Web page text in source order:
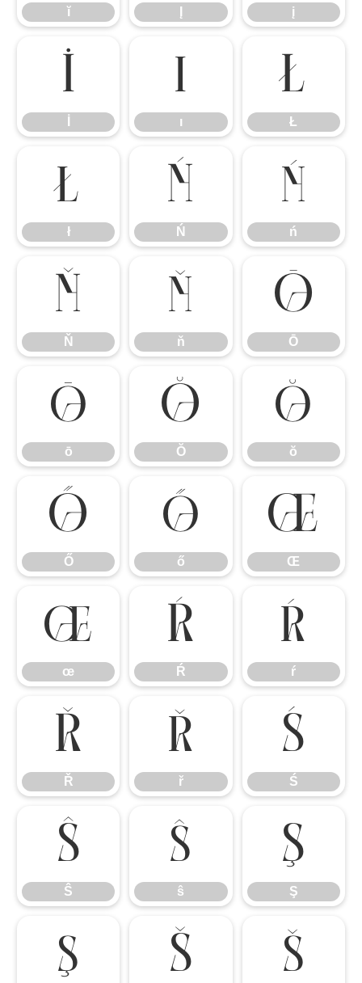
ĭ į
İ ı
ı
Ł
Ł
ł
ł
Ń
Ń
ń
ń
Ň
Ň
ň
ň
Ō
Ō
ō
ō
Ŏ
Ŏ
ŏ
ŏ
Ő
Ő
ő
ő
Œ
Œ
œ
œ
Ŕ
Ŕ
ŕ
ŕ
Ř
Ř
ř
ř
Ś
Ś
Ŝ
Ŝ
ŝ
ŝ
Ş
Ş
ş Š š